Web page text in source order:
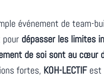
événement de team-
dépasser les limites
de soi sont au cœur
fortes, KOH-LECTIFest